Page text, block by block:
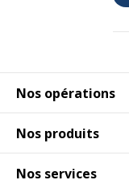
Nos opérations
Nos produits
Nos services